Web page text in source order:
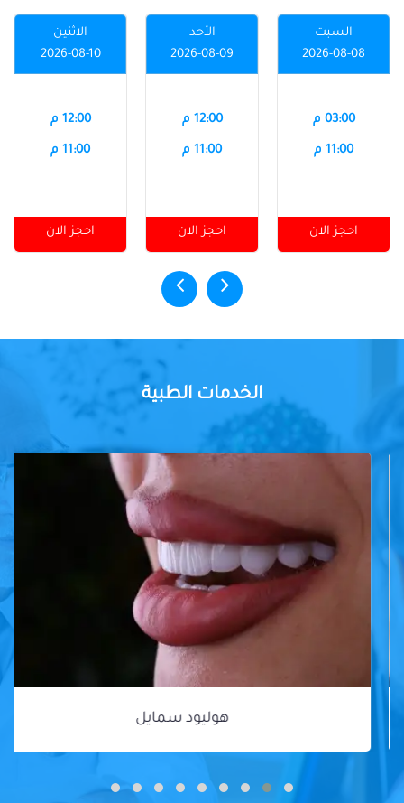
السبت
2026-08-08
03:00 م
11:00 م
احجز الان
الأحد
2026-08-09
12:00 م
11:00 م
احجز الان
الاثنين
2026-08-10
12:00 م
11:00 م
احجز الان
الخدمات الطبية
هوليود سمايل